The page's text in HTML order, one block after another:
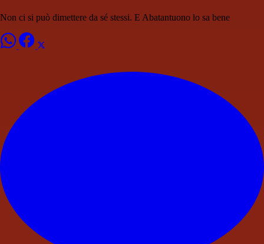
Non ci si può dimettere da sé stessi. E Abatantuono lo sa bene